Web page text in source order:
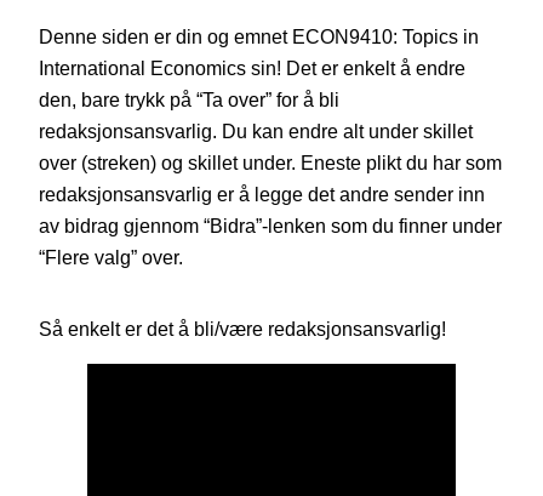
Denne siden er din og emnet ECON9410: Topics in
International Economics sin! Det er enkelt å endre
den, bare trykk på “Ta over” for å bli
redaksjonsansvarlig. Du kan endre alt under skillet
over (streken) og skillet under. Eneste plikt du har som
redaksjonsansvarlig er å legge det andre sender inn
av bidrag gjennom “Bidra”-lenken som du finner under
“Flere valg” over.
Så enkelt er det å bli/være redaksjonsansvarlig!